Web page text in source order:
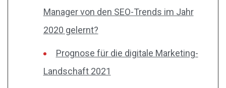
Manager von den SEO-Trends im Jahr
2020 gelernt?
Prognose für die digitale Marketing-
Landschaft 2021